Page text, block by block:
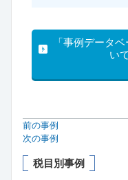
「事例データ
い
前の事例
次の事例
税目別事例